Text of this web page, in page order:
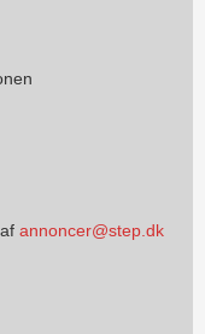
annoncer@step.dk